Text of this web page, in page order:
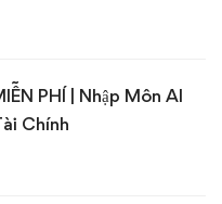
PHÍ | Nhập Môn AI
Chính